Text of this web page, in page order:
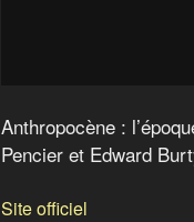
Anthropocène :
Pencier et Edward
Site officiel